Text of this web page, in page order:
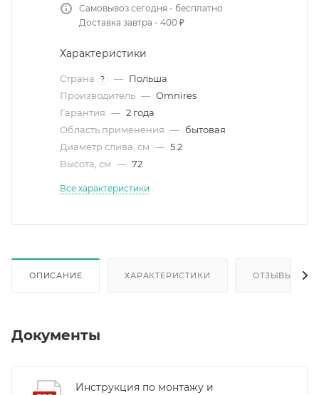
Самовывоз сегодня - бесплатно
Доставка завтра - 400 ₽
Характеристики
Страна ? — Польша
Производитель — Omnires
Гарантия — 2 года
Область применения — бытовая
Диаметр слива, см — 5.2
Высота, см — 72
Все характеристики
ОПИСАНИЕ ХАРАКТЕРИСТИКИ ОТЗЫВЫ
Документы
Инструкция по монтажу и